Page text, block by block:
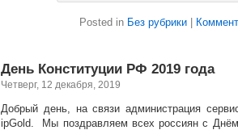
Posted in Без рубрики
День Конституции РФ 2019 года
Четверг, 12 декабря, 2019
Добрый день, на связи администрация
ipGold. Мы поздравляем всех россиян с Днём